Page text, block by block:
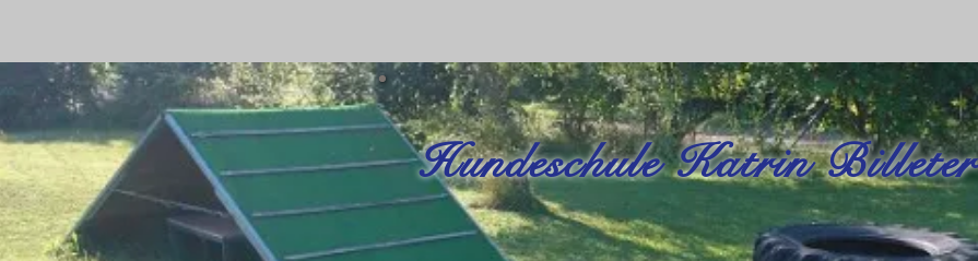
Hundeschule Katrin Billeter